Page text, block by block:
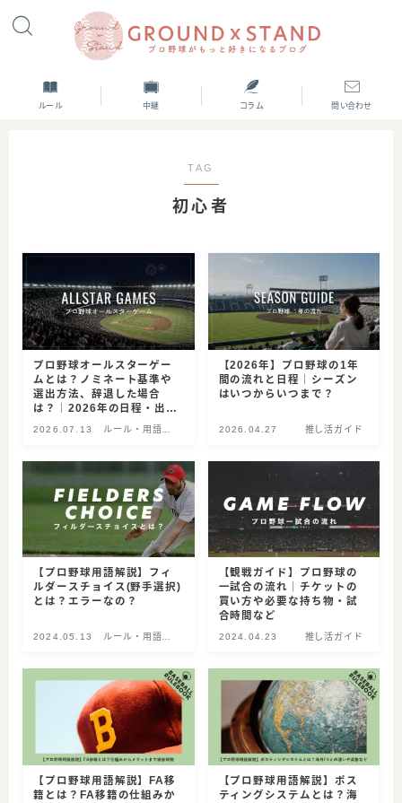
ルール 中継 コラム 問い合わせ
TAG
初心者
プロ野球オールスターゲー
ムとは？ノミネート基準や
選出方法、辞退した場合
は？｜2026年の日程・出場
2026.07.13
ルール・用語解
【2026年】プロ野球の1年
間の流れと日程｜シーズン
はいつからいつまで？
2026.04.27 推し活ガイド
【プロ野球用語解説】フィ
ルダースチョイス(野手選択)
とは？エラーなの？
2024.05.13
ルール・用語解
【観戦ガイド】プロ野球の
一試合の流れ｜チケットの
買い方や必要な持ち物・試
合時間など
2024.04.23 推し活ガイド
【プロ野球用語解説】FA移
籍とは？FA移籍の仕組みか
【プロ野球用語解説】ポス
ティングシステムとは？海